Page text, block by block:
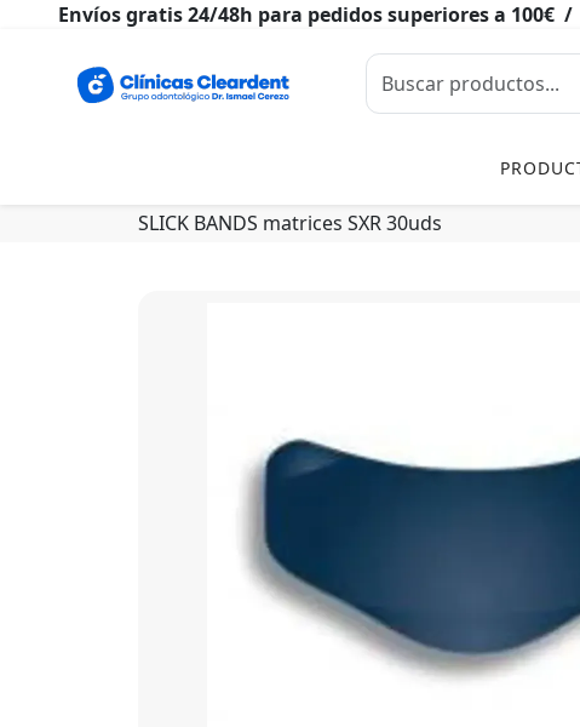
Envíos gratis 24/48h para pedidos superiores a 100€
SLICK BANDS matrices SXR 30uds